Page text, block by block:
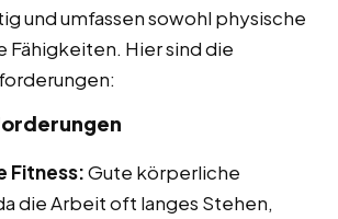
und umfassen sowohl physische
Fähigkeiten. Hier sind die
Fitness:Gute körperliche
die Arbeit oft langes Stehen,